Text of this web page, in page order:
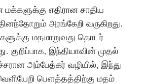
மக்களுக்கு எதிரான சாதிய
அரங்கேறி வருகிறது.
மதமாறுவது தொடர்
குறிப்பாக, இந்தியாவின் முதல்
அம்பேத்கர் வழியில், இந்து
பௌத்தத்திற்கு மதம்